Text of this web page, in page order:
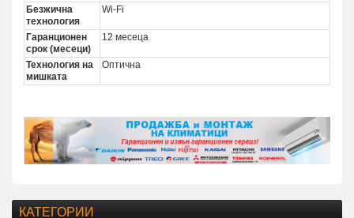
Безжична
технология
Wi-Fi
Гаранционен
срок (месеци)
12 месеца
Технология на
мишката
Оптична
КАТЕГОРИИ